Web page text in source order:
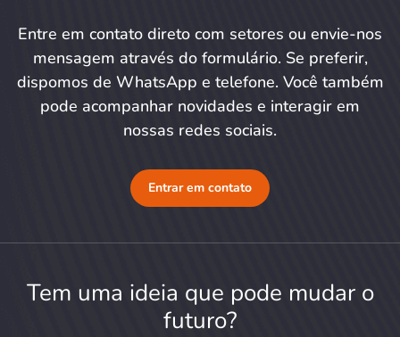
Entre em contato direto com setores ou envie-nos
mensagem através do formulário. Se preferir,
dispomos de WhatsApp e telefone. Você também
pode acompanhar novidades e interagir em
nossas redes sociais.
Entrar em contato
Tem uma ideia que pode mudar o
futuro?